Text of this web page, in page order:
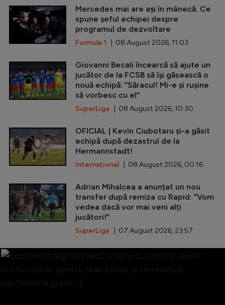
Mercedes mai are ași în mânecă. Ce
spune șeful echipei despre
programul de dezvoltare
Formula 1 | 08 August 2026, 11:03
Giovanni Becali încearcă să ajute un
jucător de la FCSB să își găsească o
nouă echipă: ”Săracul! Mi-e și rușine
să vorbesc cu el”
SuperLiga | 08 August 2026, 10:30
OFICIAL | Kevin Ciubotaru și-a găsit
echipă după dezastrul de la
Hermannstadt!
Internațional | 08 August 2026, 00:16
Adrian Mihalcea a anunțat un nou
transfer după remiza cu Rapid: ”Vom
vedea dacă vor mai veni alți
jucători!”
SuperLiga | 07 August 2026, 23:57